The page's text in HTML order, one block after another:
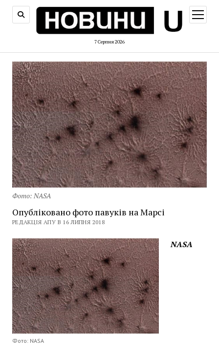
7 Серпня 2026
меню
Фото: NASA
Опубліковано фото павуків на Марсі
РЕДАКЦІЯ АПУ В 16 ЛИПНЯ 2018
Фото: NASA
NASA